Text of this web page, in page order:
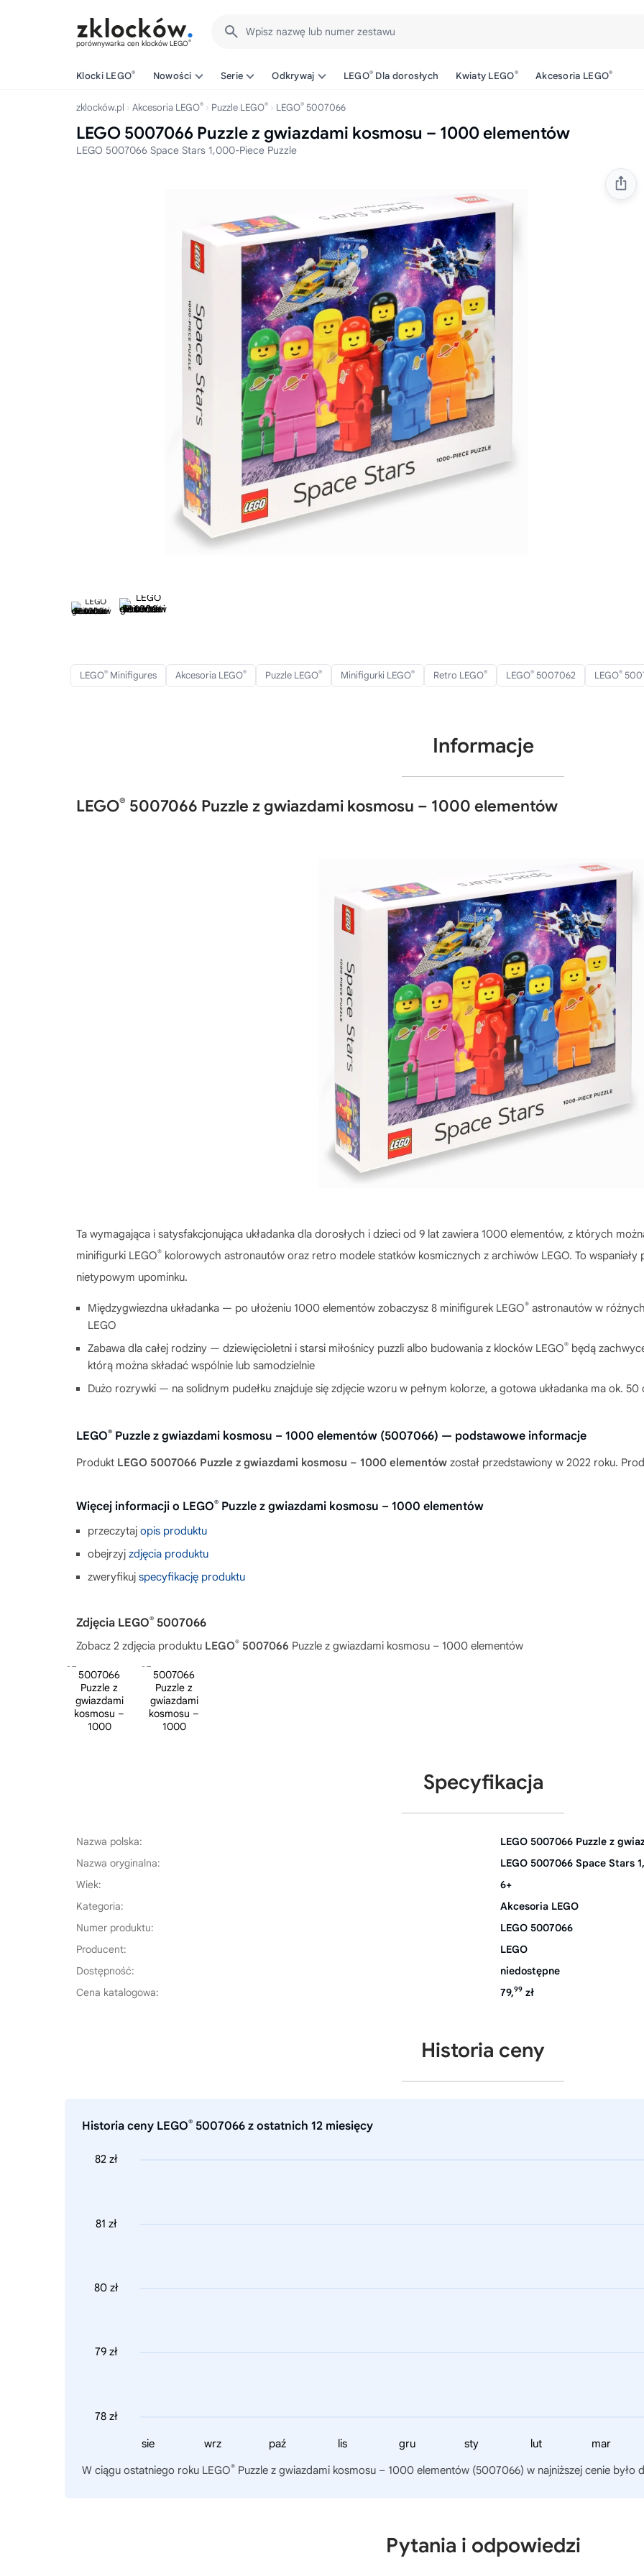
porównywarka cen klocków LEGO®
Wpisz nazwę lub numer zestawu
Klocki LEGO® Nowości Serie Odkrywaj LEGO® Dla dorosłych Kwiaty LEGO® Akcesoria LEGO®
zklocków.pl Akcesoria LEGO® Puzzle LEGO® LEGO® 5007066
LEGO 5007066 Puzzle z gwiazdami kosmosu – 1000 elementów
LEGO 5007066 Space Stars 1,000-Piece Puzzle
LEGO® Minifigures Akcesoria LEGO® Puzzle LEGO® Minifigurki LEGO® Retro LEGO® LEGO® 5007062 LEGO®
Informacje
LEGO® 5007066 Puzzle z gwiazdami kosmosu – 1000 elementów
Ta wymagająca i satysfakcjonująca układanka dla dorosłych i dzieci od 9 lat zawiera 1000 elementów, z których
minifigurki LEGO® kolorowych astronautów oraz retro modele statków kosmicznych z archiwów LEGO. To wspaniały
nietypowym upominku.
Międzygwiezdna układanka — po ułożeniu 1000 elementów zobaczysz 8 minifigurek LEGO® astronautów w
LEGO
Zabawa dla całej rodziny — dziewięcioletni i starsi miłośnicy puzzli albo budowania z klocków LEGO® będą
którą można składać wspólnie lub samodzielnie
Dużo rozrywki — na solidnym pudełku znajduje się zdjęcie wzoru w pełnym kolorze, a gotowa układanka ma ok.
LEGO® Puzzle z gwiazdami kosmosu – 1000 elementów (5007066) — podstawowe informacje
Produkt LEGO 5007066 Puzzle z gwiazdami kosmosu – 1000 elementów został przedstawiony w 2022 roku.
Więcej informacji o LEGO® Puzzle z gwiazdami kosmosu – 1000 elementów
przeczytaj opis produktu
obejrzyj zdjęcia produktu
zweryfikuj specyfikację produktu
Zdjęcia LEGO® 5007066
Zobacz 2 zdjęcia produktu LEGO® 5007066 Puzzle z gwiazdami kosmosu – 1000 elementów
Specyfikacja
Nazwa polska:
LEGO 5007066 Puzzle z
Nazwa oryginalna:
LEGO 5007066 Space Stars
Wiek:
6+
Kategoria:
Akcesoria LEGO
Numer produktu:
LEGO 5007066
Producent:
LEGO
Dostępność:
niedostępne
Cena katalogowa:
79,99 zł
Historia ceny
Historia ceny LEGO® 5007066 z ostatnich 12 miesięcy
82 zł
81 zł
80 zł
79 zł
78 zł
mar
lut
sty
gru
lis
paź
wrz
sie
W ciągu ostatniego roku LEGO® Puzzle z gwiazdami kosmosu – 1000 elementów (5007066) w najniższej cenie było
Pytania i odpowiedzi